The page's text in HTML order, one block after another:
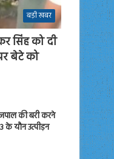
बड़ी खबर
सिंह को दी
बेटे को
की बरी करने
यौन उत्पीड़न